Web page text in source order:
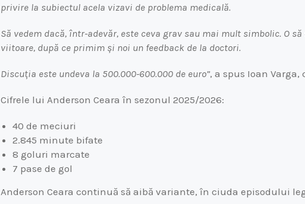
privire la subiectul acela vizavi de problema medicală.
Să vedem dacă, într-adevăr, este ceva grav sau mai mult simbolic. O
viitoare, după ce primim și noi un feedback de la doctori.
Discuția este undeva la 500.000-600.000 de euro”, a spus Ioan Varga,
Cifrele lui Anderson Ceara în sezonul 2025/2026:
40 de meciuri
2.845 minute bifate
8 goluri marcate
7 pase de gol
Anderson Ceara continuă să aibă variante, în ciuda episodului